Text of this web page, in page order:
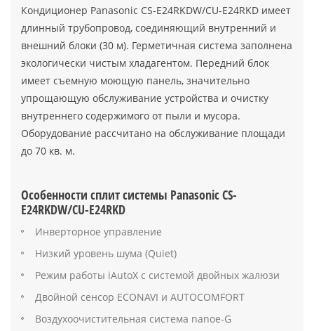
Кондиционер Panasonic CS-E24RKDW/CU-E24RKD имеет
длинный трубопровод, соединяющий внутренний и
внешний блоки (30 м). Герметичная система заполнена
экологически чистым хладагентом. Передний блок
имеет съемную моющую панель, значительно
упрощающую обслуживание устройства и очистку
внутреннего содержимого от пыли и мусора.
Оборудование рассчитано на обслуживание площади
до 70 кв. м.
Особенности сплит системы Panasonic CS-
E24RKDW/CU-E24RKD
Инверторное управление
Низкий уровень шума (Quiet)
Режим работы iAutoX с системой двойных жалюзи
Двойной сенсор ECONAVI и AUTOCOMFORT
Воздухоочистительная система nanoe-G